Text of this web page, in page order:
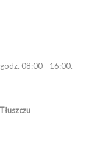
08:00 - 16:00.